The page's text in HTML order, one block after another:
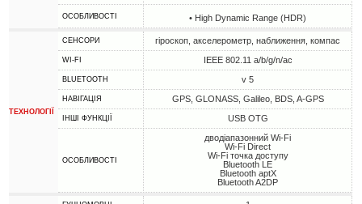
ОСОБЛИВОСТІ • High Dynamic Range (HDR)
ТЕХНОЛОГІЇ
СЕНСОРИ гіроскоп, акселерометр, наближення, компас
WI-FI IEEE 802.11 a/b/g/n/ac
BLUETOOTH v 5
НАВІГАЦІЯ GPS, GLONASS, Galileo, BDS, A-GPS
ІНШІ ФУНКЦІЇ USB OTG
ОСОБЛИВОСТІ
дводіапазонний Wi-Fi
Wi-Fi Direct
Wi-Fi точка доступу
Bluetooth LE
Bluetooth aptX
Bluetooth A2DP